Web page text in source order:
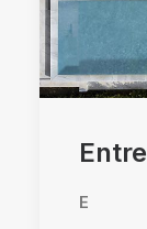
E